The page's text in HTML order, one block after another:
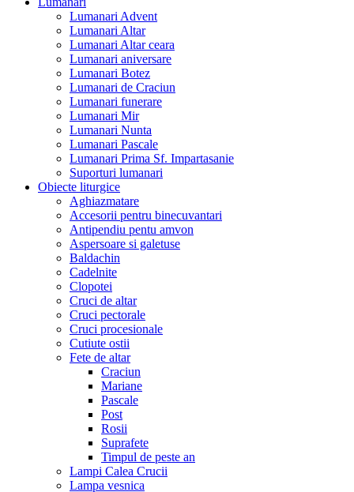
Lumanari Advent
Lumanari Altar
Lumanari Altar ceara
Lumanari aniversare
Lumanari Botez
Lumanari de Craciun
Lumanari funerare
Lumanari Mir
Lumanari Nunta
Lumanari Pascale
Lumanari Prima Sf. Impartasanie
Suporturi lumanari
Obiecte liturgice
Aghiazmatare
Accesorii pentru binecuvantari
Antipendiu pentu amvon
Aspersoare si galetuse
Baldachin
Cadelnite
Clopotei
Cruci de altar
Cruci pectorale
Cruci procesionale
Cutiute ostii
Fete de altar
Craciun
Mariane
Pascale
Post
Rosii
Suprafete
Timpul de peste an
Lampi Calea Crucii
Lampa vesnica